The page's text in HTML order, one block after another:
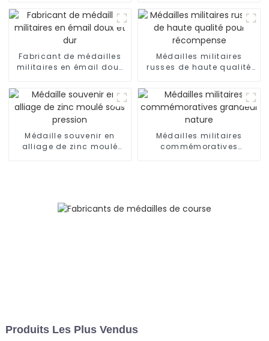
fabricant
Fabricant de médailles
militaires en émail doux
Médailles militaires
russes de haute qualité
Médaille souvenir en
alliage de zinc moulé
Médailles militaires
commémoratives
Produits Les Plus Vendus